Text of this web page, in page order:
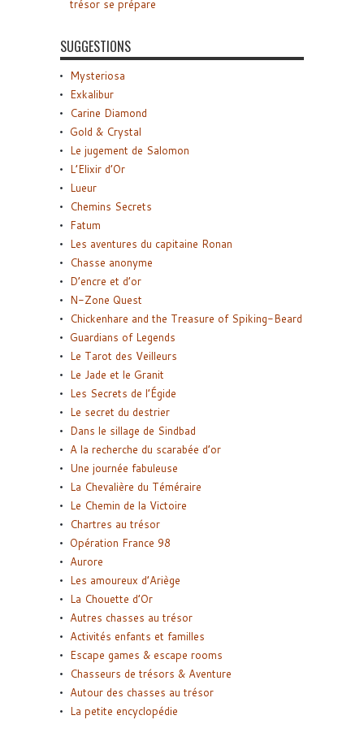
trésor se prépare
SUGGESTIONS
Mysteriosa
Exkalibur
Carine Diamond
Gold & Crystal
Le jugement de Salomon
L’Elixir d’Or
Lueur
Chemins Secrets
Fatum
Les aventures du capitaine Ronan
Chasse anonyme
D’encre et d’or
N-Zone Quest
Chickenhare and the Treasure of Spiking-Beard
Guardians of Legends
Le Tarot des Veilleurs
Le Jade et le Granit
Les Secrets de l’Égide
Le secret du destrier
Dans le sillage de Sindbad
A la recherche du scarabée d’or
Une journée fabuleuse
La Chevalière du Téméraire
Le Chemin de la Victoire
Chartres au trésor
Opération France 98
Aurore
Les amoureux d’Ariège
La Chouette d’Or
Autres chasses au trésor
Activités enfants et familles
Escape games & escape rooms
Chasseurs de trésors & Aventure
Autour des chasses au trésor
La petite encyclopédie